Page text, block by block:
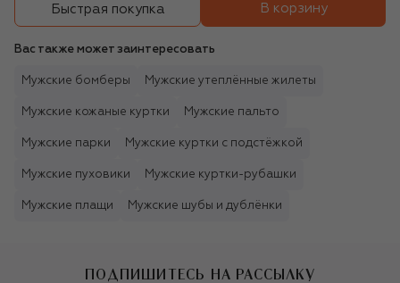
Быстрая покупка В корзину
Вас также может заинтересовать
Мужские бомберы Мужские утеплённые жилеты
Мужские кожаные куртки Мужские пальто
Мужские парки Мужские куртки с подстёжкой
Мужские пуховики Мужские куртки-рубашки
Мужские плащи Мужские шубы и дублёнки
ПОДПИШИТЕСЬ НА РАССЫЛКУ